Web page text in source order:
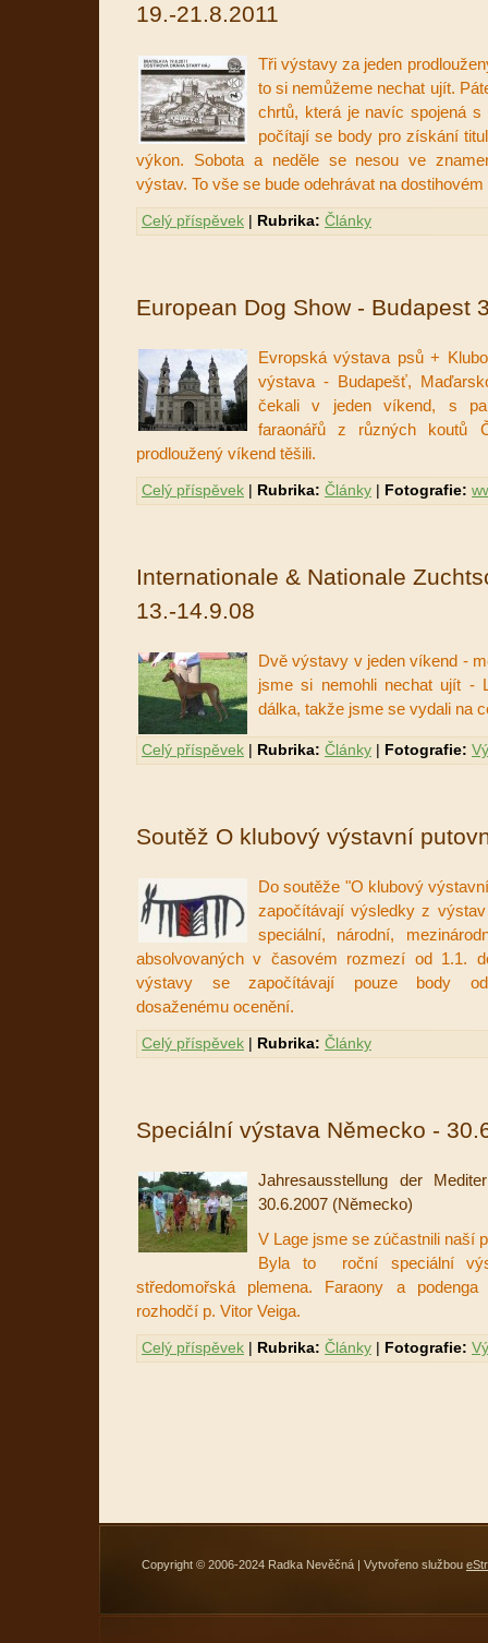
19.-21.8.2011
Tři výstavy za jeden
to si nemůžeme nechat ujít.
chrtů, která je navíc spojená
počítají se body pro získání
výkon. Sobota a neděle se nesou ve
výstav. To vše se bude odehrávat na
Celý příspěvek Rubrika: Články
European Dog Show - Budapest
Evropská výstava psů +
výstava - Budapešť,
čekali v jeden víkend, s
faraonářů z různých koutů
prodloužený víkend těšili.
Celý příspěvek Rubrika: Články Fotografie:
Internationale & Nationale
13.-14.9.08
Dvě výstavy v jeden víkend -
jsme si nemohli nechat ujít -
dálka, takže jsme se vydali na
Celý příspěvek Rubrika: Články Fotografie:
Soutěž O klubový výstavní
Do soutěže "O klubový
započítávají výsledky z
speciální, národní,
absolvovaných v časovém rozmezí od 1.1.
výstavy se započítávají pouze body
dosaženému ocenění.
Celý příspěvek Rubrika: Články
Speciální výstava Německo -
Jahresausstellung der
30.6.2007 (Německo)
V Lage jsme se zúčastnili naší
Byla to roční speciální
středomořská plemena. Faraony a podenga
rozhodčí p. Vitor Veiga.
Celý příspěvek Rubrika: Články Fotografie:
Copyright © 2006-2024 Radka Nevěčná | Vytvořeno službou